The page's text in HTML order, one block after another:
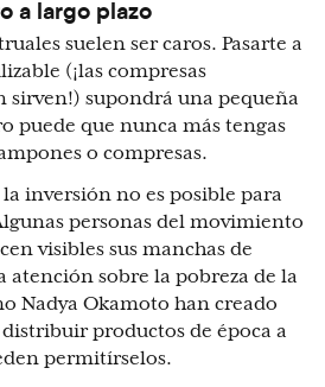
a largo plazo
suelen ser caros. Pasarte a
(¡las compresas
sirven!) supondrá una pequeña
puede que nunca más tengas
o compresas.
inversión no es posible para
personas del movimiento
visibles sus manchas de
atención sobre la pobreza de la
Nadya Okamoto han creado
productos de época a
permitírselos.